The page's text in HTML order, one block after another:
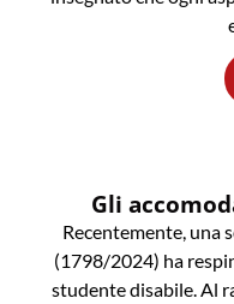
Gli
Recentemente, una
(1798/2024) ha
studente disabile. Al